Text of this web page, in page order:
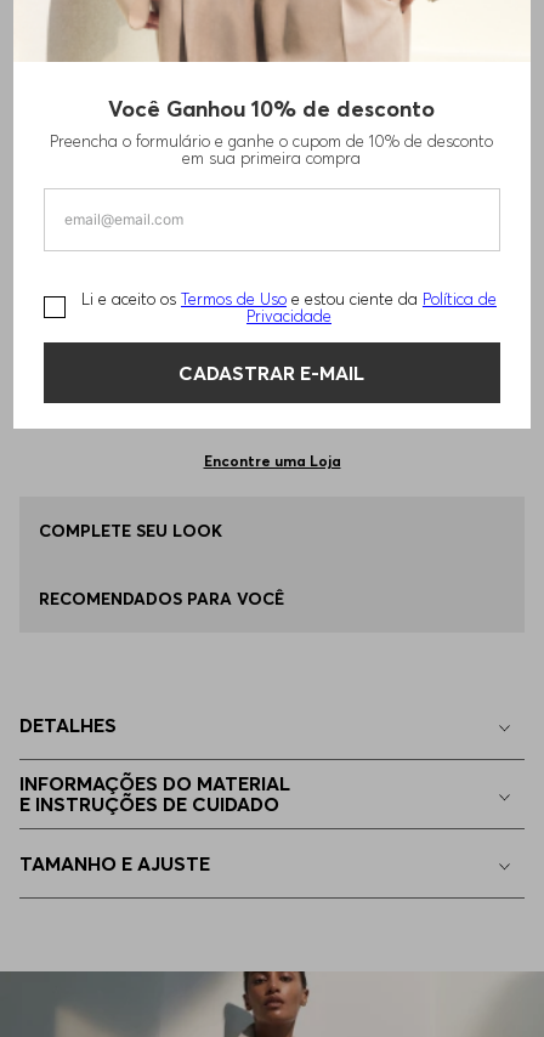
Você Ganhou 10% de desconto
Preencha o formulário e ganhe o cupom de 10% de desconto
em sua primeira compra
Li e aceito os Termos de Uso e estou ciente da Política de
Privacidade
CADASTRAR E-MAIL
CONJUNTO 3 CUECAS BOXER EM ALGODÃO
STRETCH COM LOGO
TAMANHO -P - S Informações do Tamanho
Qual o seu Tamanho? Tabela de Tamanhos
EP - XS
M - M
EGG Indisponível
ADICIONAR AO CARRINHO
Encontre uma Loja
COMPLETE SEU LOOK
RECOMENDADOS PARA VOCÊ
DETALHES
INFORMAÇÕES DO MATERIAL
E INSTRUÇÕES DE CUIDADO
TAMANHO E AJUSTE